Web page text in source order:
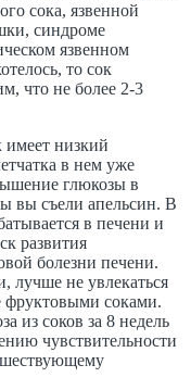
сока, язвенной
синдроме
язвенном
то сок
что не более 2-3
имеет низкий
в нем уже
глюкозы в
вы съели апельсин. В
в печени и
развития
болезни печени.
лучше не увлекаться
фруктовыми соками.
из соков за 8 недель
чувствительности